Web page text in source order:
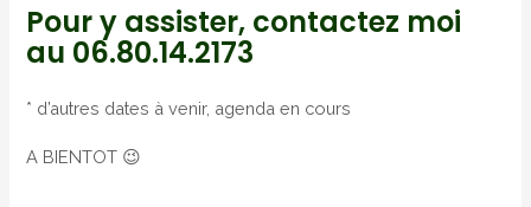
Pour y assister, contactez moi
au 06.80.14.2173
* d’autres dates à venir, agenda en cours
A BIENTOT 😉